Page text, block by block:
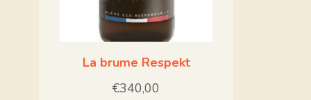
La brume Respekt
€340,00